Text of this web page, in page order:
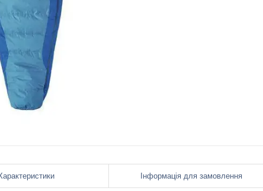
Інформація для замовлення